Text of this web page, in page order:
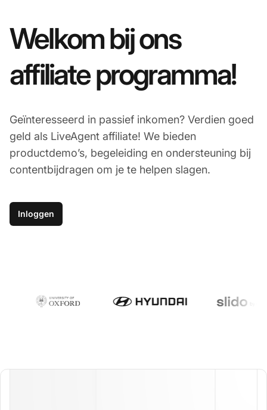
Welkom bij ons
affiliate programma!
Geïnteresseerd in passief inkomen? Verdien goed
geld als LiveAgent affiliate! We bieden
productdemo’s, begeleiding en ondersteuning bij
contentbijdragen om je te helpen slagen.
Inloggen